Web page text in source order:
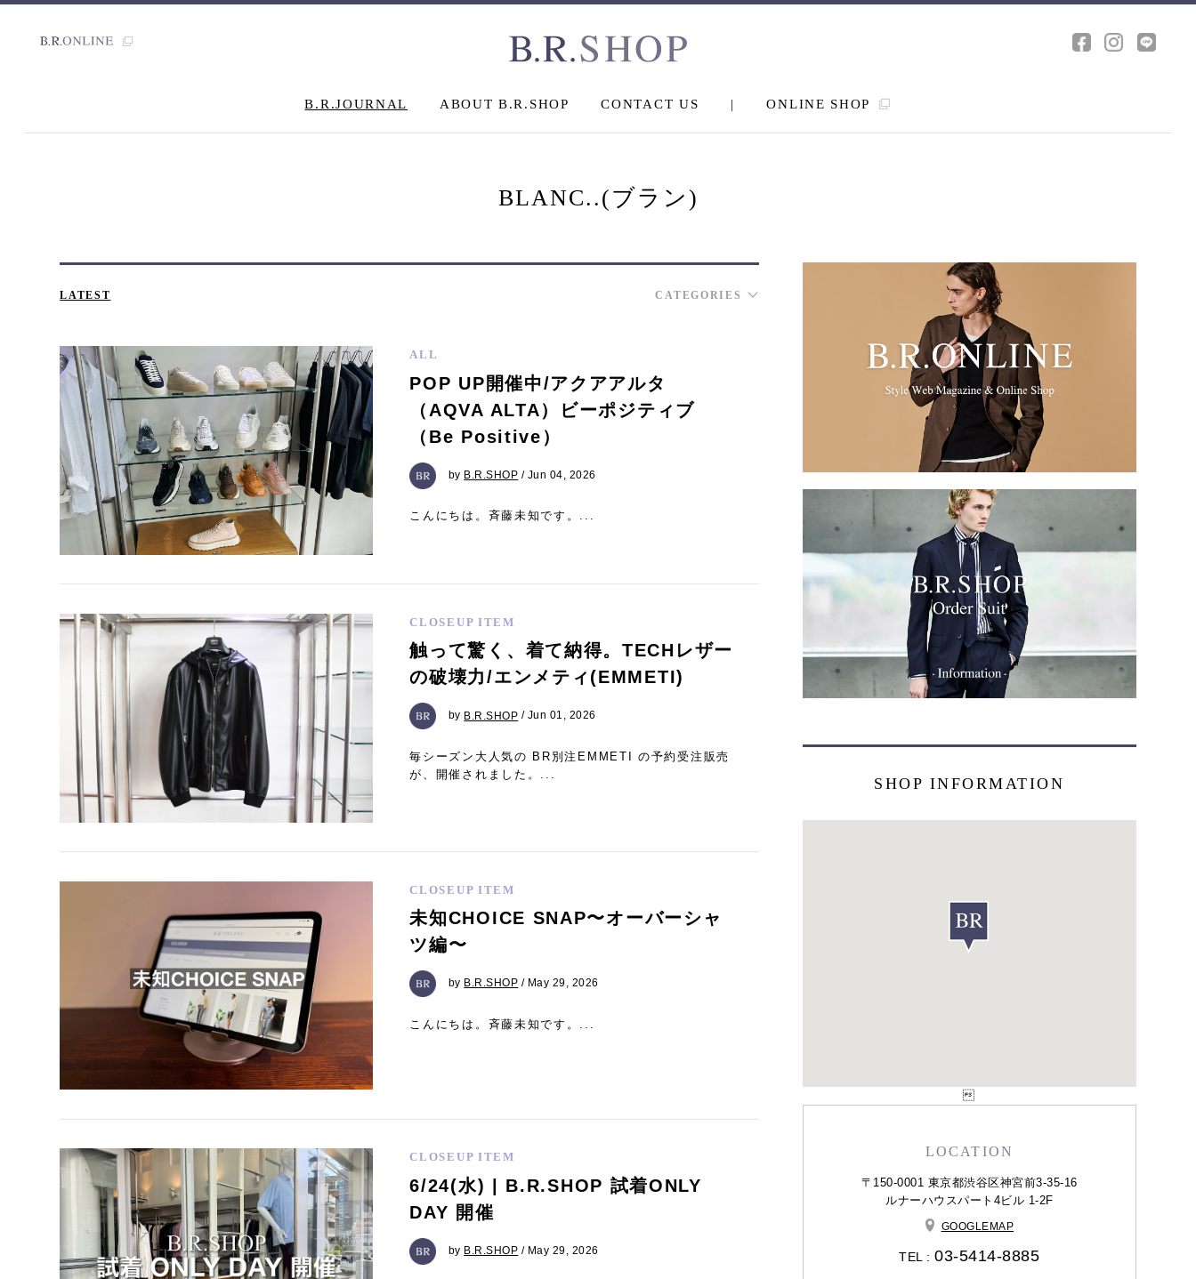
B.R.JOURNAL ABOUT B.R.SHOP CONTACT US | ONLINE SHOP
BLANC..(ブラン)
LATEST CATEGORIES
ALL
POP UP開催中/アクアアルタ
（AQVA ALTA）ビーポジティブ
（Be Positive）
by B.R.SHOP / Jun 04, 2026
こんにちは。斉藤未知です。...
CLOSEUP ITEM
触って驚く、着て納得。TECHレザー
の破壊力/エンメティ(EMMETI)
by B.R.SHOP / Jun 01, 2026
毎シーズン大人気の BR別注EMMETI の予約受注販売
が、開催されました。...
CLOSEUP ITEM
未知CHOICE SNAP〜オーバーシャ
ツ編〜
by B.R.SHOP / May 29, 2026
こんにちは。斉藤未知です。...
CLOSEUP ITEM
6/24(水) | B.R.SHOP 試着ONLY
DAY 開催
by B.R.SHOP / May 29, 2026
SHOP INFORMATION
LOCATION
〒150-0001 東京都渋谷区神宮前3-35-16
ルナーハウスパート4ビル 1-2F
GOOGLEMAP
TEL :03-5414-8885